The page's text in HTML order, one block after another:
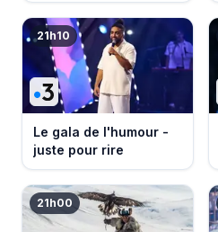
21h10
Le gala de l'humour -
juste pour rire
21h00